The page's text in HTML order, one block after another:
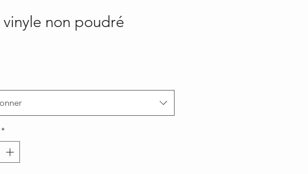
non poudré
*